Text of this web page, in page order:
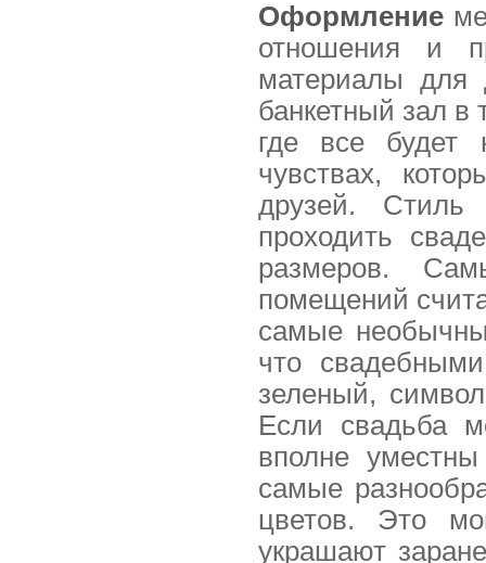
Оформление
отношения и
материалы для
банкетный зал в
где все будет
чувствах,
друзей. Стиль
проходить
размеров.
помещений
самые
что
зеленый,
Если свадьба
вполне
самые
цветов. Это
украшают